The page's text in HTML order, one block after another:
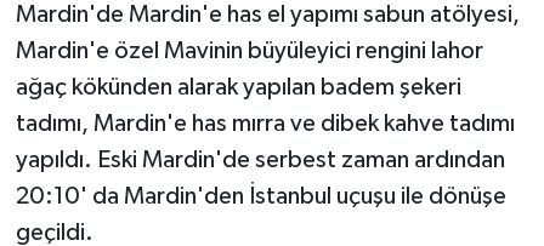
Mardin'de Mardin'e has el yapımı sabun atölyesi,
Mardin'e özel Mavinin büyüleyici rengini lahor
ağaç kökünden alarak yapılan badem şekeri
tadımı, Mardin'e has mırra ve dibek kahve tadımı
yapıldı. Eski Mardin'de serbest zaman ardından
20:10' da Mardin'den İstanbul uçuşu ile dönüşe
geçildi.